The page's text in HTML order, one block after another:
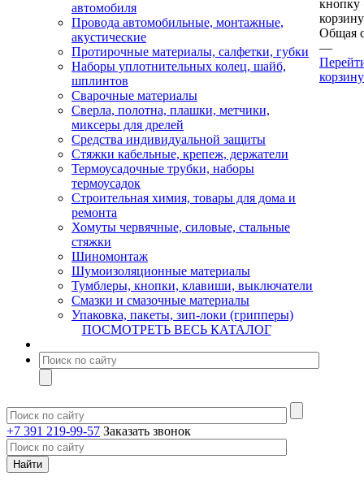
автомобиля
Провода автомобильные, монтажные,
акустические
Протирочные материалы, салфетки, губки
Наборы уплотнительных колец, шайб,
шплинтов
Сварочные материалы
Сверла, полотна, плашки, метчики,
миксеры для дрелей
Средства индивидуальной защиты
Стяжки кабельные, крепеж, держатели
Термоусадочные трубки, наборы
термоусадок
Строительная химия, товары для дома и
ремонта
Хомуты червячные, силовые, стальные
стяжки
Шиномонтаж
Шумоизоляционные материалы
Тумблеры, кнопки, клавиши, выключатели
Смазки и смазочные материалы
Упаковка, пакеты, зип-локи (грипперы)
ПОСМОТРЕТЬ ВЕСЬ КАТАЛОГ
+7 391 219-99-57 Заказать звонок
кнопку
Общая
—
корзину